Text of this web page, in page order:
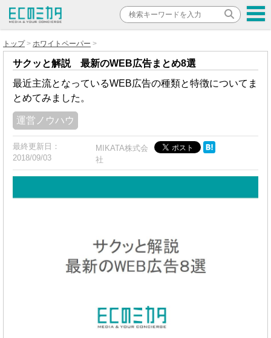
トップ ホワイトペーパー
サクッと解説 最新のWEB広告まとめ8選
最近主流となっているWEB広告の種類と特徴についてま
とめてみました。
運営ノウハウ
最終更新日：
2018/09/03
MIKATA株式会
社